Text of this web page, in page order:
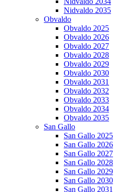
Nidvaldo 2035
Obvaldo
Obvaldo 2025
Obvaldo 2026
Obvaldo 2027
Obvaldo 2028
Obvaldo 2029
Obvaldo 2030
Obvaldo 2031
Obvaldo 2032
Obvaldo 2033
Obvaldo 2034
Obvaldo 2035
San Gallo
San Gallo 2025
San Gallo 2026
San Gallo 2027
San Gallo 2028
San Gallo 2029
San Gallo 2030
San Gallo 2031